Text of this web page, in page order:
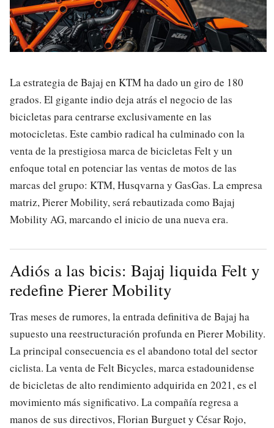
La estrategia de Bajaj en KTM ha dado un giro de 180
grados. El gigante indio deja atrás el negocio de las
bicicletas para centrarse exclusivamente en las
motocicletas. Este cambio radical ha culminado con la
venta de la prestigiosa marca de bicicletas Felt y un
enfoque total en potenciar las ventas de motos de las
marcas del grupo: KTM, Husqvarna y GasGas. La empresa
matriz, Pierer Mobility, será rebautizada como Bajaj
Mobility AG, marcando el inicio de una nueva era.
Adiós a las bicis: Bajaj liquida Felt y
redefine Pierer Mobility
Tras meses de rumores, la entrada definitiva de Bajaj ha
supuesto una reestructuración profunda en Pierer Mobility.
La principal consecuencia es el abandono total del sector
ciclista. La venta de Felt Bicycles, marca estadounidense
de bicicletas de alto rendimiento adquirida en 2021, es el
movimiento más significativo. La compañía regresa a
manos de sus directivos, Florian Burguet y César Rojo,